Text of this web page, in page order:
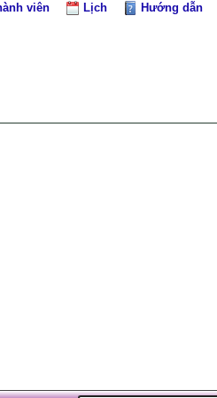
viên Lịch Hướng dẫn